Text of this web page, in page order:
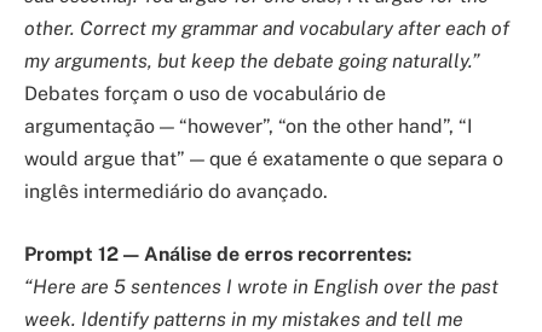
other. Correct my grammar and vocabulary after each of
my arguments, but keep the debate going naturally.”
Debates forçam o uso de vocabulário de
argumentação — “however”, “on the other hand”, “I
would argue that” — que é exatamente o que separa o
inglês intermediário do avançado.
Prompt 12 — Análise de erros recorrentes:
“Here are 5 sentences I wrote in English over the past
week. Identify patterns in my mistakes and tell me